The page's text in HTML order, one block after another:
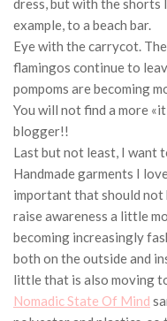
dress, but with the shorts
example, to a beach bar.
Eye with the carrycot.
flamingos continue to
pompoms are becoming
You will not find a more
blogger!!
Last but not least, I want
Handmade garments I
important that should not
raise awareness a little
becoming increasingly
both on the outside and
little that is also moving
Nomadic State Of Mind